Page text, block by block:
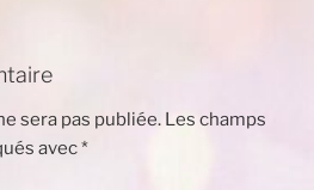
sera pas publiée. Les champs
avec*